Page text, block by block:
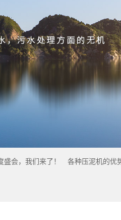
会，我们来了！ 各种压泥机的优